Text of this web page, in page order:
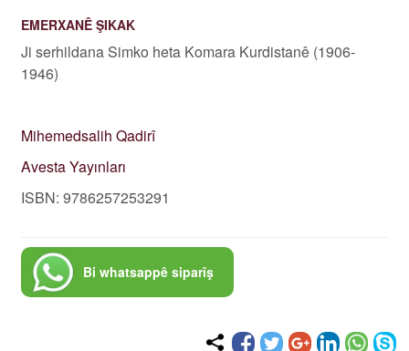
EMERXANÊ ŞIKAK
Ji serhildana Simko heta Komara Kurdistanê (1906-
1946)
Mihemedsalih Qadirî
Avesta Yayınları
ISBN: 9786257253291
Bi whatsappê siparîş